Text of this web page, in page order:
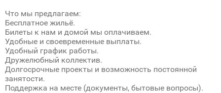
Что мы предлагаем:
Бесплатное жильё.
Билеты к нам и домой мы оплачиваем.
Удобные и своевременные выплаты.
Удобный график работы.
Дружелюбный коллектив.
Долгосрочные проекты и возможность постоянной
занятости.
Поддержка на месте (документы, бытовые вопросы).